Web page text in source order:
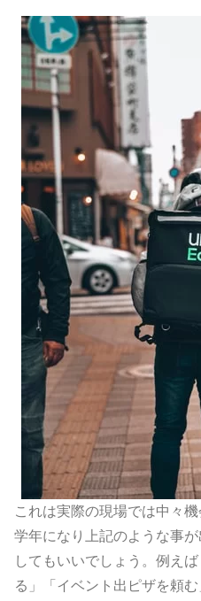
これは実際の現場では中々機
学年になり上記のような事
してもいいでしょう。例え
る」「イベント出ピザを頼む